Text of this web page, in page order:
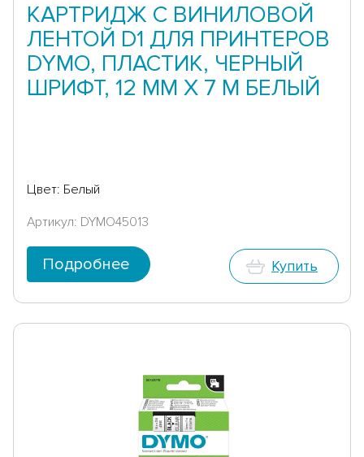
КАРТРИДЖ С ВИНИЛОВОЙ
ЛЕНТОЙ D1 ДЛЯ ПРИНТЕРОВ
DYMO, ПЛАСТИК, ЧЕРНЫЙ
ШРИФТ, 12 ММ Х 7 М БЕЛЫЙ
Цвет: Белый
Артикул: DYMO45013
Подробнее Купить